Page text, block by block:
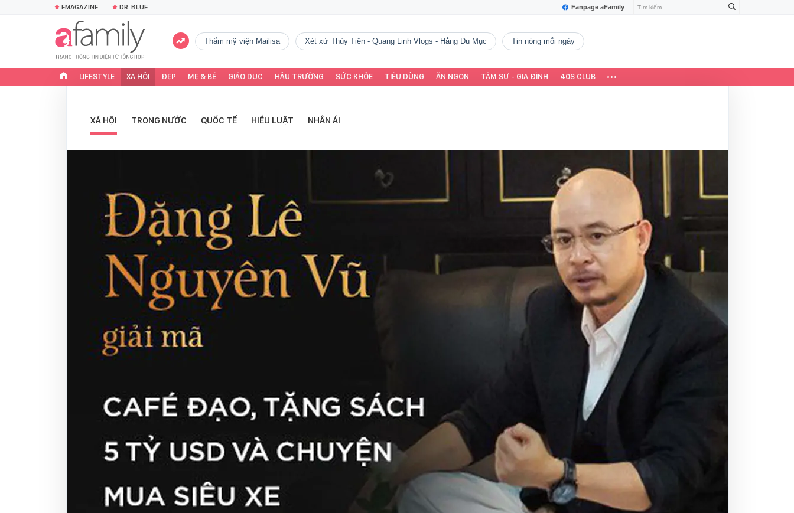
Fanpage aFamily
EMAGAZINE DR. BLUE
Thẩm mỹ viện Mailisa Xét xử Thùy Tiên - Quang Linh Vlogs - Hằng Du Mục tin nóng mỗi ngày
LIFESTYLE XÃ HỘI ĐẸP MẸ & BÉ GIÁO DỤC HẬU TRƯỜNG SỨC KHỎE TIÊU DÙNG ĂN NGON TÂM SỰ - GIA ĐÌNH 40S CLUB
XÃ HỘI TRONG NƯỚC QUỐC TẾ HIỂU LUẬT NHÂN ÁI